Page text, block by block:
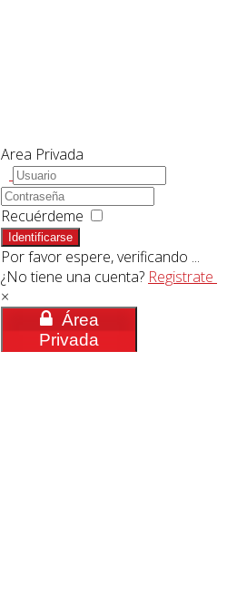
Area Privada
Recuérdeme
Identificarse
Por favor espere, verificando ...
¿No tiene una cuenta? Registrate
×
Área
Privada